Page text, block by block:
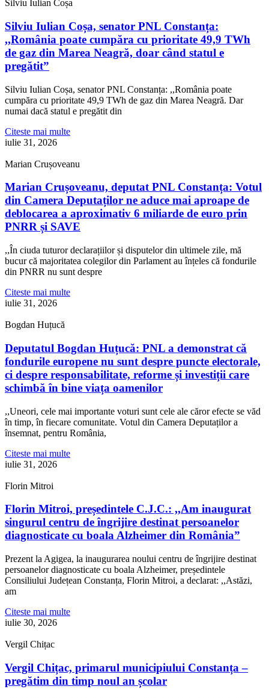
Silviu Iulian Coșa
Silviu Iulian Coșa, senator PNL Constanța:
,,România poate cumpăra cu prioritate 49,9 TWh
de gaz din Marea Neagră, doar când statul e
pregătit”
Silviu Iulian Coșa, senator PNL Constanța: ,,România poate
cumpăra cu prioritate 49,9 TWh de gaz din Marea Neagră. Dar
numai dacă statul e pregătit din
Citeste mai multe
iulie 31, 2026
Marian Crușoveanu
Marian Crușoveanu, deputat PNL Constanța: Votul
din Camera Deputaților ne aduce mai aproape de
deblocarea a aproximativ 6 miliarde de euro prin
PNRR și SAVE
,,În ciuda tuturor declarațiilor și disputelor din ultimele zile, mă
bucur că majoritatea colegilor din Parlament au înțeles că fondurile
din PNRR nu sunt despre
Citeste mai multe
iulie 31, 2026
Bogdan Huțucă
Deputatul Bogdan Huțucă: PNL a demonstrat că
fondurile europene nu sunt despre puncte electorale,
ci despre responsabilitate, reforme și investiții care
schimbă în bine viața oamenilor
,,Uneori, cele mai importante voturi sunt cele ale căror efecte se văd
în timp, în fiecare comunitate. Votul din Camera Deputaților a
însemnat, pentru România,
Citeste mai multe
iulie 31, 2026
Florin Mitroi
Florin Mitroi, președintele C.J.C.: ,,Am inaugurat
singurul centru de îngrijire destinat persoanelor
diagnosticate cu boala Alzheimer din România”
Prezent la Agigea, la inaugurarea noului centru de îngrijire destinat
persoanelor diagnosticate cu boala Alzheimer, președintele
Consiliului Județean Constanța, Florin Mitroi, a declarat: ,,Astăzi,
am
Citeste mai multe
iulie 30, 2026
Vergil Chițac
Vergil Chițac, primarul municipiului Constanța –
pregătim din timp noul an școlar